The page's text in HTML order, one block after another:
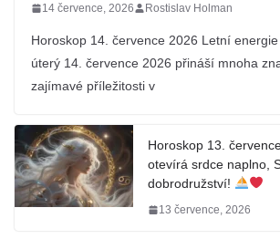
14 července, 2026 Rostislav Holman
Horoskop 14. července 2026 Letní
úterý 14. července 2026 přináší mnoha
zajímavé příležitosti v
Horoskop 13.
otevírá srdce naplno,
dobrodružství!
13 července, 2026